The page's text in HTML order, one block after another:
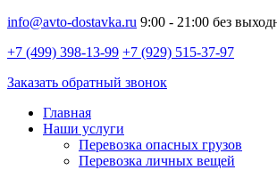
info@avto-dostavka.ru 9:00 - 21:00 без
+7 (499) 398-13-99 +7 (929) 515-37-97
Заказать обратный звонок
Главная
Наши услуги
Перевозка опасных грузов
Перевозка личных вещей